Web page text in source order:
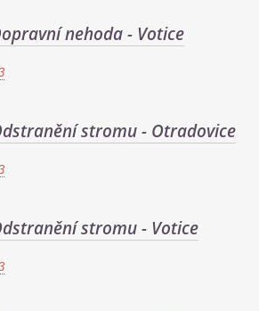
nehoda - Votice
stromu - Otradovice
stromu - Votice